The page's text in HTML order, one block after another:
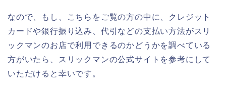
なので、もし、こちらをご覧の方の中に、クレジット
カードや銀行振り込み、代引などの支払い方法がスリ
ックマンのお店で利用できるのかどうかを調べている
方がいたら、スリックマンの公式サイトを参考にして
いただけると幸いです。